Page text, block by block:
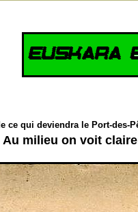
ce qui deviendra le Port-des-
Au milieu on voit